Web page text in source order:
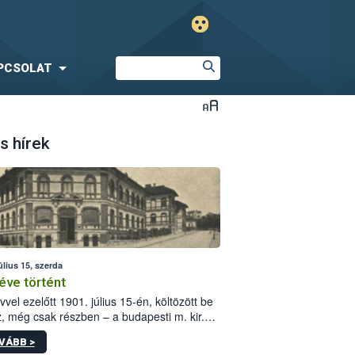
hírek
15, szerda
történt
ezelőtt 1901. július 15-én, költözött be
még csak részben – a budapesti m. kir.
állomás a Kis Rókus utca
alatti, Czigler Győző által tervezett új
>